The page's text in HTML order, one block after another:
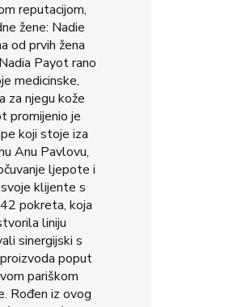
reputacijom,
žene: Nadie
od prvih žena
Payot rano
medicinske,
za njegu kože
promijenio je
koji stoje iza
Anu Pavlovu,
ljepote i
klijente s
pokreta, koja
liniju
sinergijski s
poput
pariškom
Rođen iz ovog